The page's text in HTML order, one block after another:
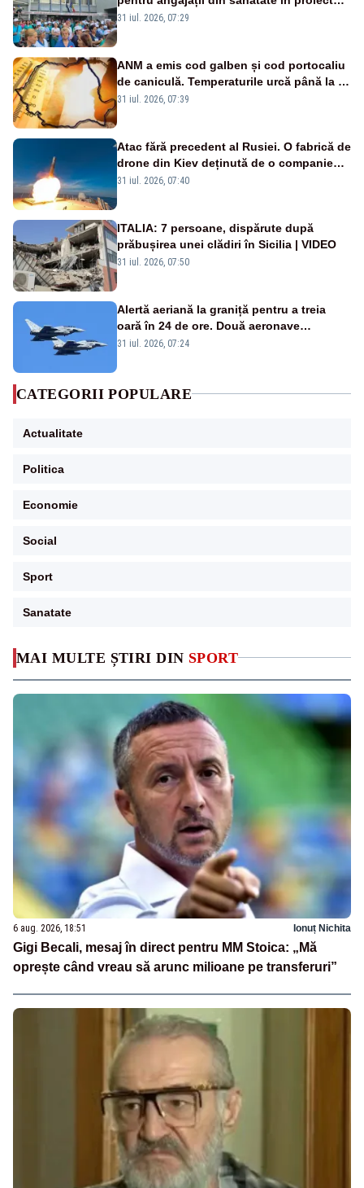
MAI MULTE ȘTIRI DIN SPORT
6 aug. 2026, 18:51 Ionuț Nichita
Gigi Becali, mesaj în direct pentru MM Stoica: „Mă
oprește când vreau să arunc milioane pe transferuri”
Legii salarizării
31 iul. 2026, 07:29
ANM a emis cod galben și cod portocaliu
de caniculă. Temperaturile urcă până la 38
de grade, iar nopțile devin tropicale
31 iul. 2026, 07:39
Atac fără precedent al Rusiei. O fabrică de
drone din Kiev deținută de o companie
americană, distrusă de o rachetă
31 iul. 2026, 07:40
ITALIA: 7 persoane, dispărute după
prăbușirea unei clădiri în Sicilia | VIDEO
31 iul. 2026, 07:50
Alertă aeriană la graniță pentru a treia
oară în 24 de ore. Două aeronave
Eurofighter britanice au fost ridicate de la
31 iul. 2026, 07:24
CATEGORII POPULARE
Actualitate
Politica
Economie
Social
Sport
Sanatate